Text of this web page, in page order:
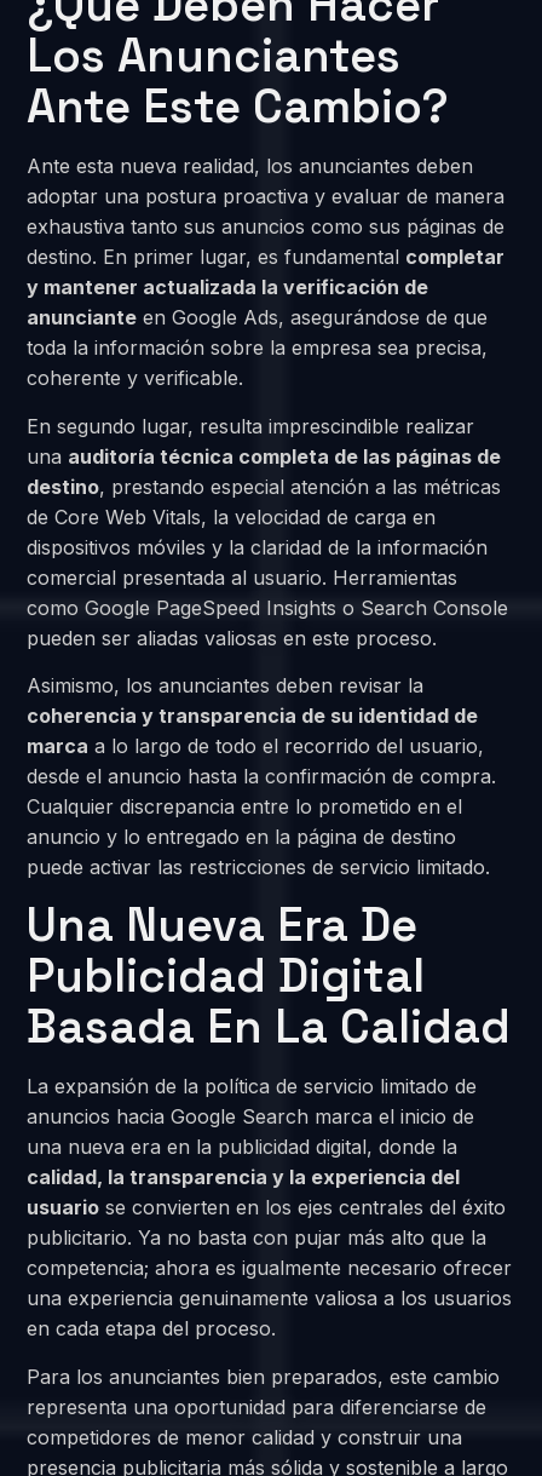
Los Anunciantes
Ante Este Cambio?
Ante esta nueva realidad, los anunciantes deben
adoptar una postura proactiva y evaluar de manera
exhaustiva tanto sus anuncios como sus páginas de
destino. En primer lugar, es fundamental completar
y mantener actualizada la verificación de
anunciante en Google Ads, asegurándose de que
toda la información sobre la empresa sea precisa,
coherente y verificable.
En segundo lugar, resulta imprescindible realizar
una auditoría técnica completa de las páginas de
destino, prestando especial atención a las métricas
de Core Web Vitals, la velocidad de carga en
dispositivos móviles y la claridad de la información
comercial presentada al usuario. Herramientas
como Google PageSpeed Insights o Search Console
pueden ser aliadas valiosas en este proceso.
Asimismo, los anunciantes deben revisar la
coherencia y transparencia de su identidad de
marca a lo largo de todo el recorrido del usuario,
desde el anuncio hasta la confirmación de compra.
Cualquier discrepancia entre lo prometido en el
anuncio y lo entregado en la página de destino
puede activar las restricciones de servicio limitado.
Una Nueva Era De
Publicidad Digital
Basada En La Calidad
La expansión de la política de servicio limitado de
anuncios hacia Google Search marca el inicio de
una nueva era en la publicidad digital, donde la
calidad, la transparencia y la experiencia del
usuario se convierten en los ejes centrales del éxito
publicitario. Ya no basta con pujar más alto que la
competencia; ahora es igualmente necesario ofrecer
una experiencia genuinamente valiosa a los usuarios
en cada etapa del proceso.
Para los anunciantes bien preparados, este cambio
representa una oportunidad para diferenciarse de
competidores de menor calidad y construir una
presencia publicitaria más sólida y sostenible a largo